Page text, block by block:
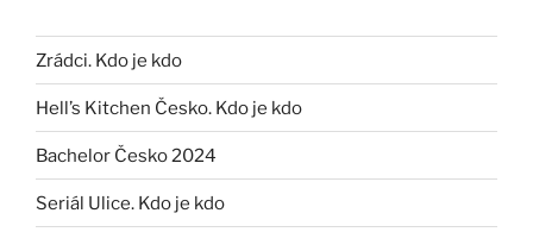
Zrádci. Kdo je kdo
Hell’s Kitchen Česko. Kdo je kdo
Bachelor Česko 2024
Seriál Ulice. Kdo je kdo